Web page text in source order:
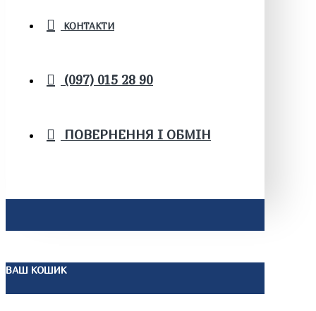
КОНТАКТИ
(097) 015 28 90
ПОВЕРНЕННЯ І ОБМІН
ВАШ КОШИК